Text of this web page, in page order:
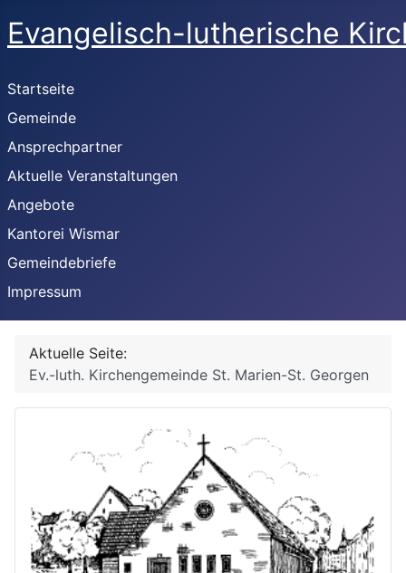
Evangelisch-lutherische
Startseite
Gemeinde
Ansprechpartner
Aktuelle Veranstaltungen
Angebote
Kantorei Wismar
Gemeindebriefe
Impressum
Aktuelle Seite:
Ev.-luth. Kirchengemeinde St. Marien-St. Georgen